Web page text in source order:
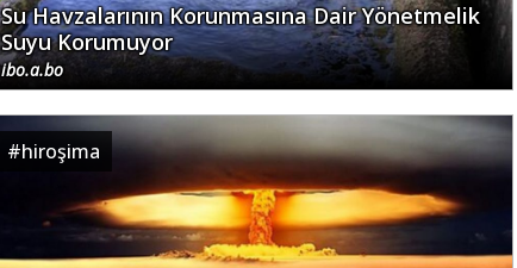
Su Havzalarının Korunmasına Dair Yönetmelik
Suyu Korumuyor
ibo.a.bo
#hiroşima